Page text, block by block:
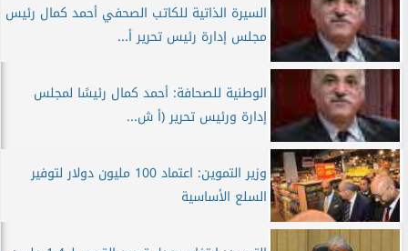
السيرة الذاتية للكاتب الصحفي أحمد كمال رئيس
مجلس إدارة رئيس تحرير أ...
الوطنية للصحافة: أحمد كمال رئيسًا لمجلس
إدارة ورئيس تحرير (أ ش...
وزير التموين: اعتماد 100 مليون دولار لتوفير
السلع الأساسية